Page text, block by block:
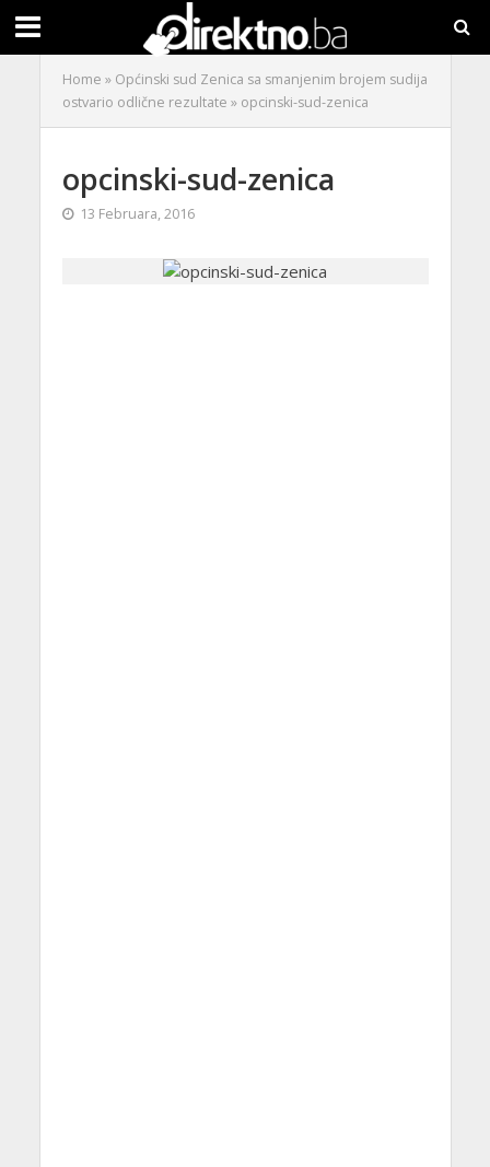
Home » Općinski sud Zenica sa smanjenim brojem sudija
ostvario odlične rezultate » opcinski-sud-zenica
opcinski-sud-zenica
13 Februara, 2016